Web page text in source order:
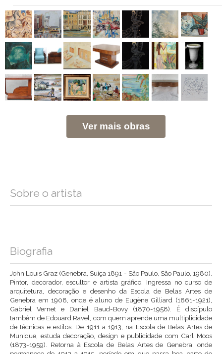
Ver mais obras
Sobre o artista
Biografia
John Louis Graz (Genebra, Suíça 1891 - São Paulo, São Paulo, 1980).
Pintor, decorador, escultor e artista gráfico. Ingressa no curso de
arquitetura, decoração e desenho da Escola de Belas Artes de
Genebra em 1908, onde é aluno de Eugène Gilliard (1861-1921),
Gabriel Vernet e Daniel Baud-Bovy (1870-1958). É discípulo
também de Edouard Ravel, com quem aprende uma multiplicidade
de técnicas e estilos. De 1911 a 1913, na Escola de Belas Artes de
Munique, estuda decoração, design e publicidade com Carl Moos
(1873-1959). Retorna à Escola de Belas Artes de Genebra, onde